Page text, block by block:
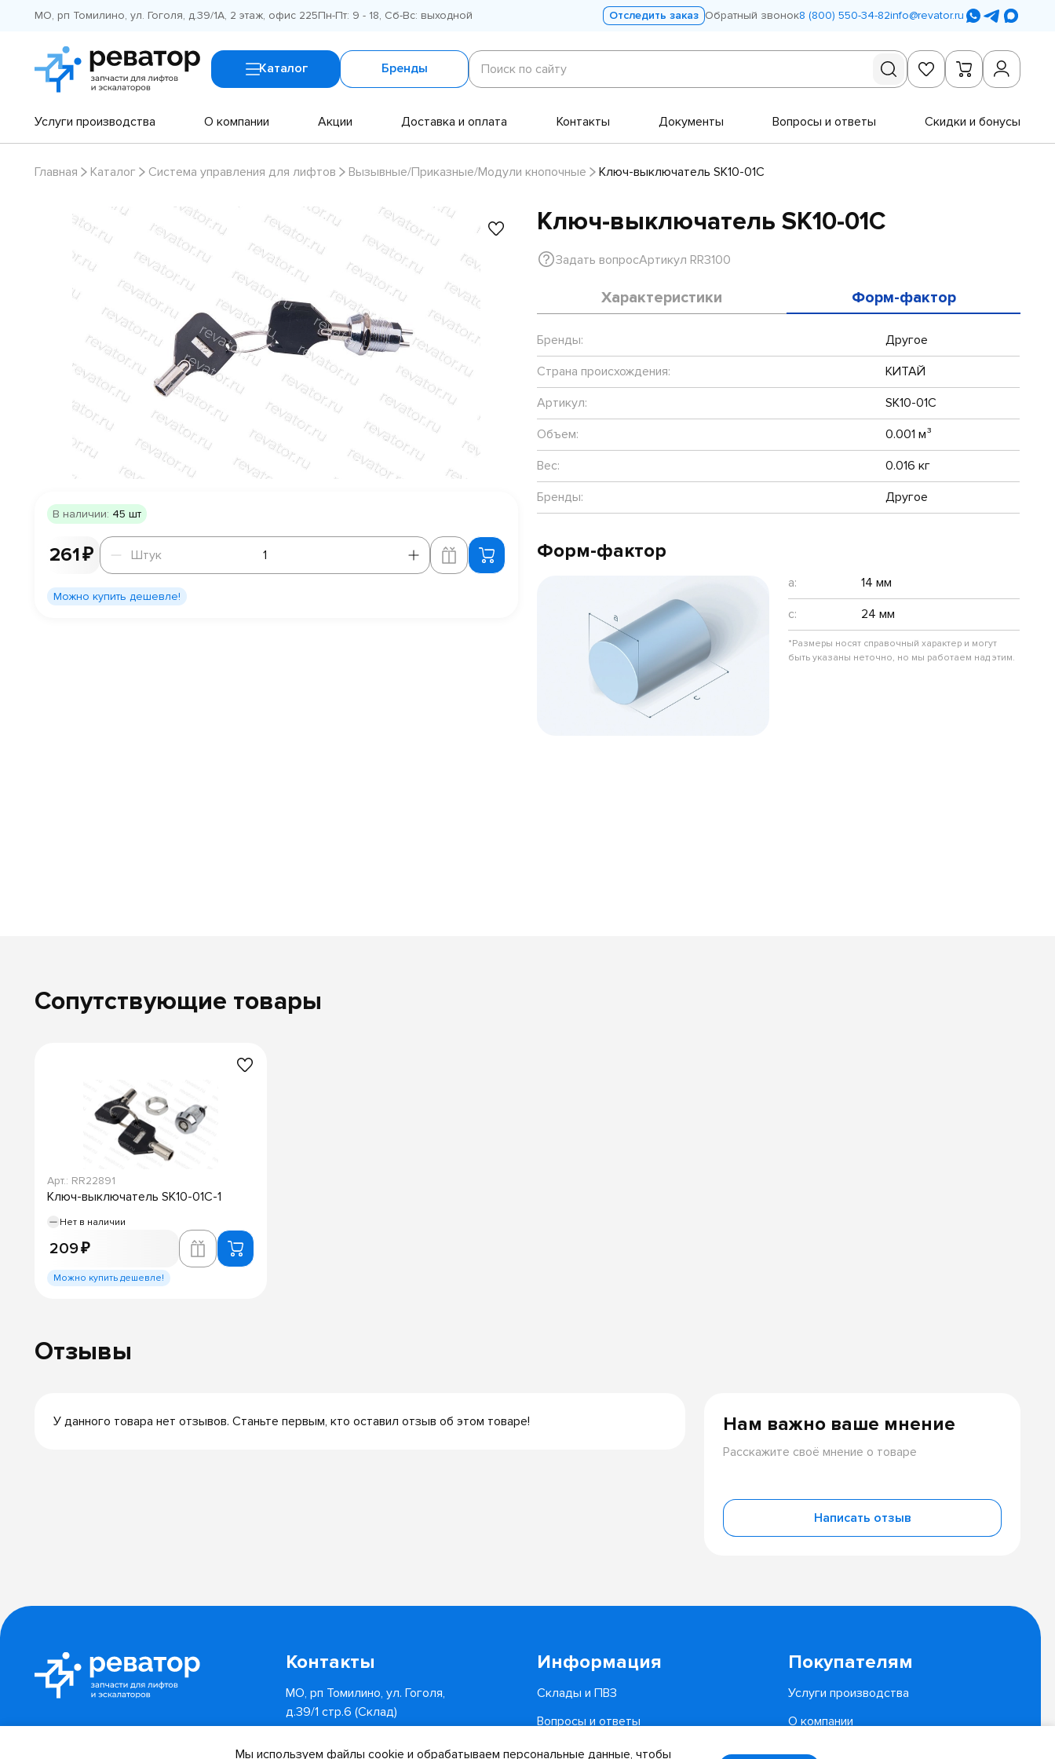
МО, рп Томилино, ул. Гоголя, д.39/1А, 2 этаж, офис 225Пн-Пт: 9 - 18, Сб-Вс: выходной Отследить заказ Обратный звонок8 (800) 550-34-82info@revator.ru
Каталог Бренды
Поиск
по
сайту
Поиск по сайту
Услуги производства О компании Акции Доставка и оплата Контакты Документы Вопросы и ответы Скидки и бонусы
Главная Каталог Система управления для лифтов Вызывные/Приказные/Модули кнопочные Ключ-выключатель SK10-01C
Ключ-выключатель SK10-01C
Задать вопросАртикул RR3100
В наличии: 45 шт
261 ₽
Штук
Штук
Можно купить дешевле!
Характеристики Форм-фактор
Бренды:
Другое
Страна происхождения:
КИТАЙ
Артикул:
SK10-01C
Объем:
0.001 м³
Вес:
0.016 кг
Бренды:
Другое
Форм-фактор
a:
14 мм
c:
24 мм
*Размеры носят справочный характер и могут
быть указаны неточно, но мы работаем над этим.
Сопутствующие товары
Арт.: RR22891
Ключ-выключатель SK10-01C-1
Нет в наличии
209 ₽
Можно купить дешевле!
Отзывы
У данного товара нет отзывов. Станьте первым, кто оставил отзыв об этом товаре! Нам важно ваше мнение
Расскажите своё мнение о товаре
Написать отзыв
Контакты
МО, рп Томилино, ул. Гоголя,
д.39/1 стр.6 (Склад)
Информация
Склады и ПВЗ
Вопросы и ответы
Доставка и оплата
Покупателям
Услуги производства
О компании
Мы используем файлы cookie и обрабатываем персональные данные, чтобы